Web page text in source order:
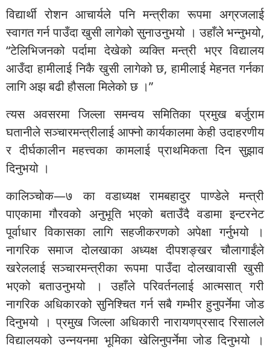
विद्यार्थी रोशन आचार्यले पनि मन्त्रीका रूपमा अग्रजलाई
स्वागत गर्न पाउँदा खुसी लागेको सुनाउनुभयो । उहाँले भन्नुभयो,
“टेलिभिजनको पर्दामा देखेको व्यक्ति मन्त्री भएर विद्यालय
आउँदा हामीलाई निकै खुसी लागेको छ, हामीलाई मेहनत गर्नका
लागि अझ बढी हौसला मिलेको छ ।”
त्यस अवसरमा जिल्ला समन्वय समितिका प्रमुख बर्जुराम
घतानीले सञ्चारमन्त्रीलाई आफ्नो कार्यकालमा केही उदाहरणीय
र दीर्घकालीन महत्त्वका कामलाई प्राथमिकता दिन सुझाव
दिनुभयो ।
कालिञ्चोक—७ का वडाध्यक्ष रामबहादुर पाण्डेले मन्त्री
पाएकामा गौरवको अनुभूति भएको बताउँदै वडामा इन्टरनेट
पूर्वाधार विकासका लागि सहजीकरणको अपेक्षा गर्नुभयो ।
नागरिक समाज दोलखाका अध्यक्ष दीपशङ्खर चौलागाईंले
खरेललाई सञ्चारमन्त्रीका रूपमा पाउँदा दोलखावासी खुसी
भएको बताउनुभयो । उहाँले परिवर्तनलाई आत्मसात् गरी
नागरिक अधिकारको सुनिश्चित गर्न सबै गम्भीर हुनुपर्नेमा जोड
दिनुभयो । प्रमुख जिल्ला अधिकारी नारायणप्रसाद रिसालले
विद्यालयको उन्नयनमा भूमिका खेलिनुपर्नेमा जोड दिनुभयो ।